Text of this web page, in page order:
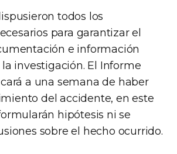
todos los
para garantizar el
e información
investigación. El Informe
a una semana de haber
del accidente, en este
hipótesis ni se
sobre el hecho ocurrido.